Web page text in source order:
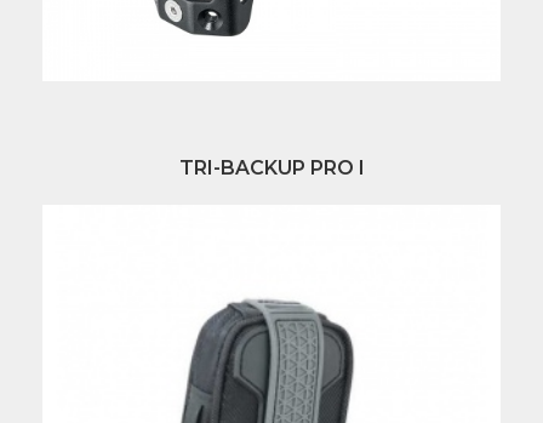
TRI-BACKUP PRO I